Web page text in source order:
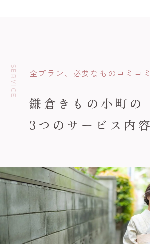
SERVICE 全プラン、必要なものコミコミ
鎌倉きもの小町の
3つのサービス内容